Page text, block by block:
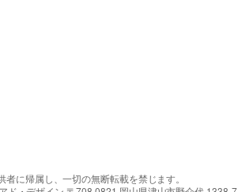
に帰属し、一切の無断転載を禁じます。